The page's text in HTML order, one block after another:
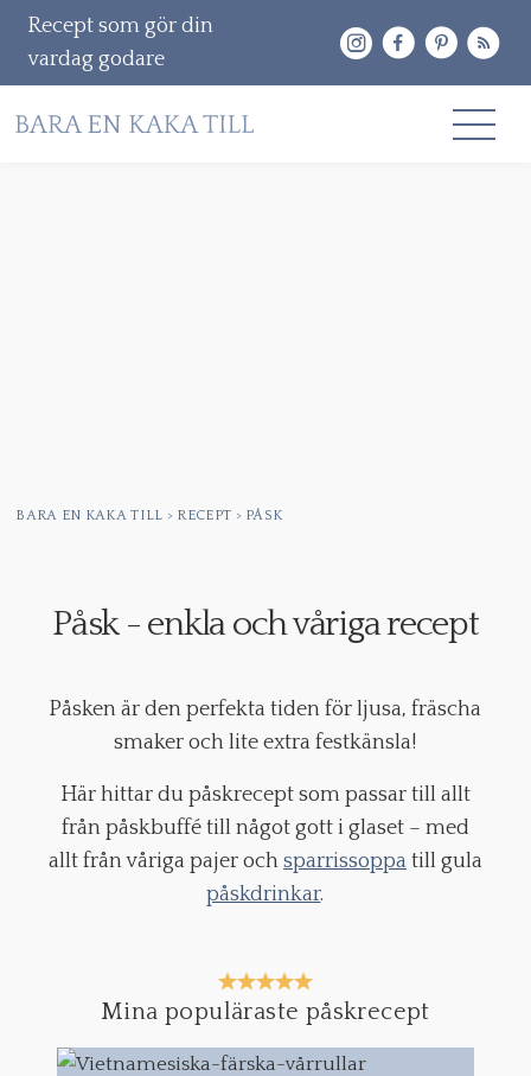
Recept som gör din
vardag godare
BARA EN KAKA TILL > RECEPT > PÅSK
Påsk - enkla och våriga recept
Påsken är den perfekta tiden för ljusa, fräscha
smaker och lite extra festkänsla!
Här hittar du påskrecept som passar till allt
från påskbuffé till något gott i glaset – med
allt från våriga pajer och sparrissoppatill gula
påskdrinkar.
Mina populäraste påskrecept